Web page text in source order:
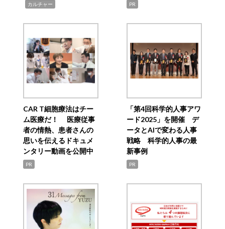
カルチャー PR
CAR T細胞療法はチー
ム医療だ！ 医療従事
者の情熱、患者さんの
思いを伝えるドキュメ
ンタリー動画を公開中
PR
「第4回科学的人事アワ
ード2025」を開催 デ
ータとAIで変わる人事
戦略 科学的人事の最
新事例
PR